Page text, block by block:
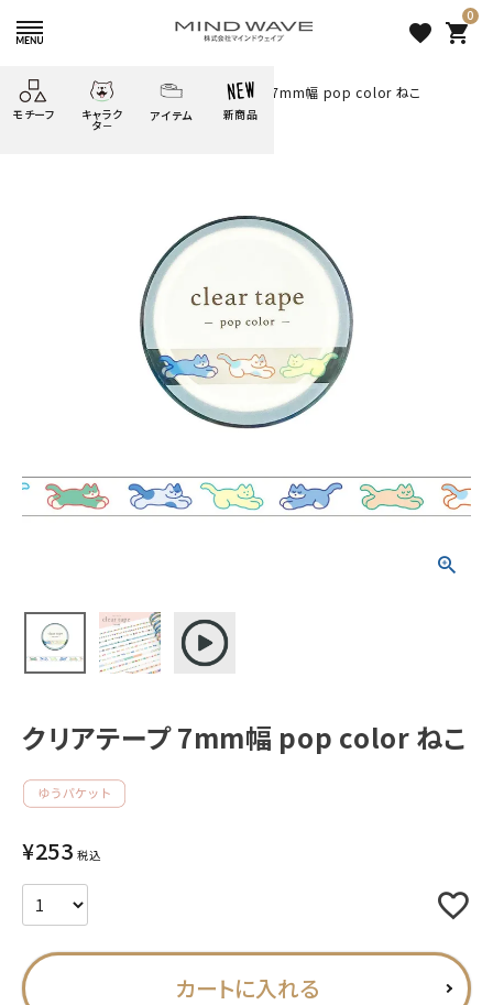
favorite
0
shopping_cart
モチーフ キャラク
タ－
ぴよこ豆
うさぎの
ムーちゃん
だっとちゃん ばいばいべあ
ようこそ
かわうそ
ゆるあにまる
ツンダちゃん ウサコレフレンズ
アイテム
文具小物 筆記用具等
雑貨
モバイル
アイテム
新商品
color ねこ
253 円（税込）
人気商品から探す
モチーフから探す
キャラクターから探す
アイテムから探す
INFORMATION
お知らせ
よくあるご質問
HOME すべての商品 クリアテープ 7mm幅 pop color ねこ
クリアテープ 7mm幅 pop color ねこ
¥253 税込
カートに入れる